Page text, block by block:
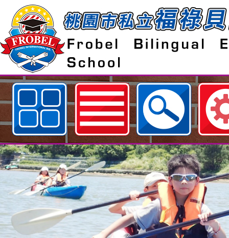
歡迎參觀：neilfiestyc佈景設計者
hsu網站